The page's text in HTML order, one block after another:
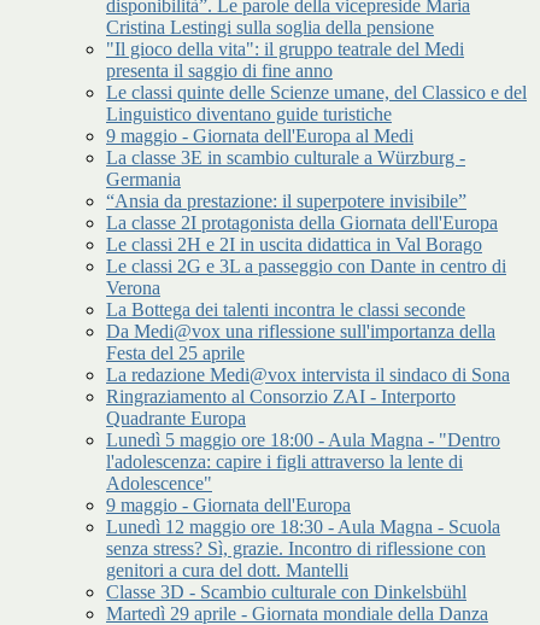
disponibilità”. Le parole della vicepreside Maria
Cristina Lestingi sulla soglia della pensione
"Il gioco della vita": il gruppo teatrale del Medi
presenta il saggio di fine anno
Le classi quinte delle Scienze umane, del Classico e del
Linguistico diventano guide turistiche
9 maggio - Giornata dell'Europa al Medi
La classe 3E in scambio culturale a Würzburg -
Germania
“Ansia da prestazione: il superpotere invisibile”
La classe 2I protagonista della Giornata dell'Europa
Le classi 2H e 2I in uscita didattica in Val Borago
Le classi 2G e 3L a passeggio con Dante in centro di
Verona
La Bottega dei talenti incontra le classi seconde
Da Medi@vox una riflessione sull'importanza della
Festa del 25 aprile
La redazione Medi@vox intervista il sindaco di Sona
Ringraziamento al Consorzio ZAI - Interporto
Quadrante Europa
Lunedì 5 maggio ore 18:00 - Aula Magna - "Dentro
l'adolescenza: capire i figli attraverso la lente di
Adolescence"
9 maggio - Giornata dell'Europa
Lunedì 12 maggio ore 18:30 - Aula Magna - Scuola
senza stress? Sì, grazie. Incontro di riflessione con
genitori a cura del dott. Mantelli
Classe 3D - Scambio culturale con Dinkelsbühl
Martedì 29 aprile - Giornata mondiale della Danza